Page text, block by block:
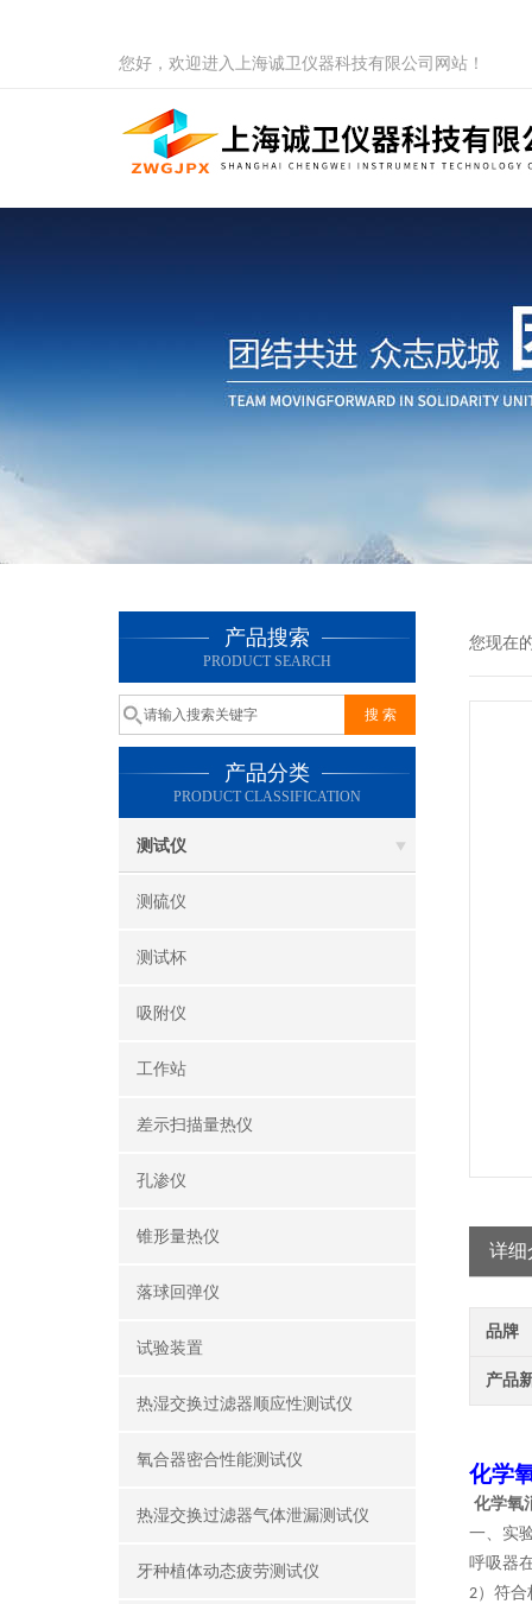
您好，欢迎进入上海诚卫仪器科技有限公司网站！
产品搜索
PRODUCT SEARCH
产品分类
PRODUCT CLASSIFICATION
测试仪
测硫仪
测试杯
吸附仪
工作站
差示扫描量热仪
孔渗仪
锥形量热仪
落球回弹仪
试验装置
热湿交换过滤器顺应性测试仪
氧合器密合性能测试仪
热湿交换过滤器气体泄漏测试仪
牙种植体动态疲劳测试仪
您现在
详细
品牌
产品
化学
化学氧
一、实
呼吸器
2）符